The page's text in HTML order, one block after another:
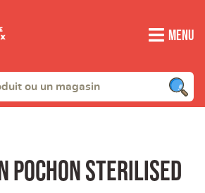
Menu
Pochon Sterilised